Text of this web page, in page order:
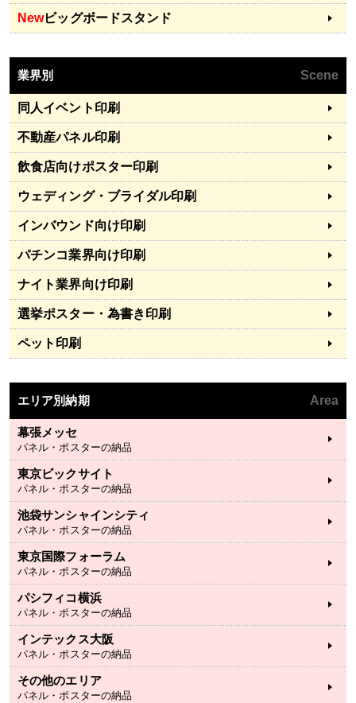
Newビッグボードスタンド
業界別 Scene
同人イベント印刷
不動産パネル印刷
飲食店向けポスター印刷
ウェディング・ブライダル印刷
インバウンド向け印刷
パチンコ業界向け印刷
ナイト業界向け印刷
選挙ポスター・為書き印刷
ペット印刷
エリア別納期 Area
幕張メッセ
パネル・ポスターの納品
東京ビックサイト
パネル・ポスターの納品
池袋サンシャインシティ
パネル・ポスターの納品
東京国際フォーラム
パネル・ポスターの納品
パシフィコ横浜
パネル・ポスターの納品
インテックス大阪
パネル・ポスターの納品
その他のエリア
パネル・ポスターの納品